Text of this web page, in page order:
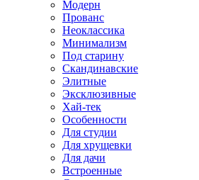
Модерн
Прованс
Неоклассика
Минимализм
Под старину
Скандинавские
Элитные
Эксклюзивные
Хай-тек
Особенности
Для студии
Для хрущевки
Для дачи
Встроенные